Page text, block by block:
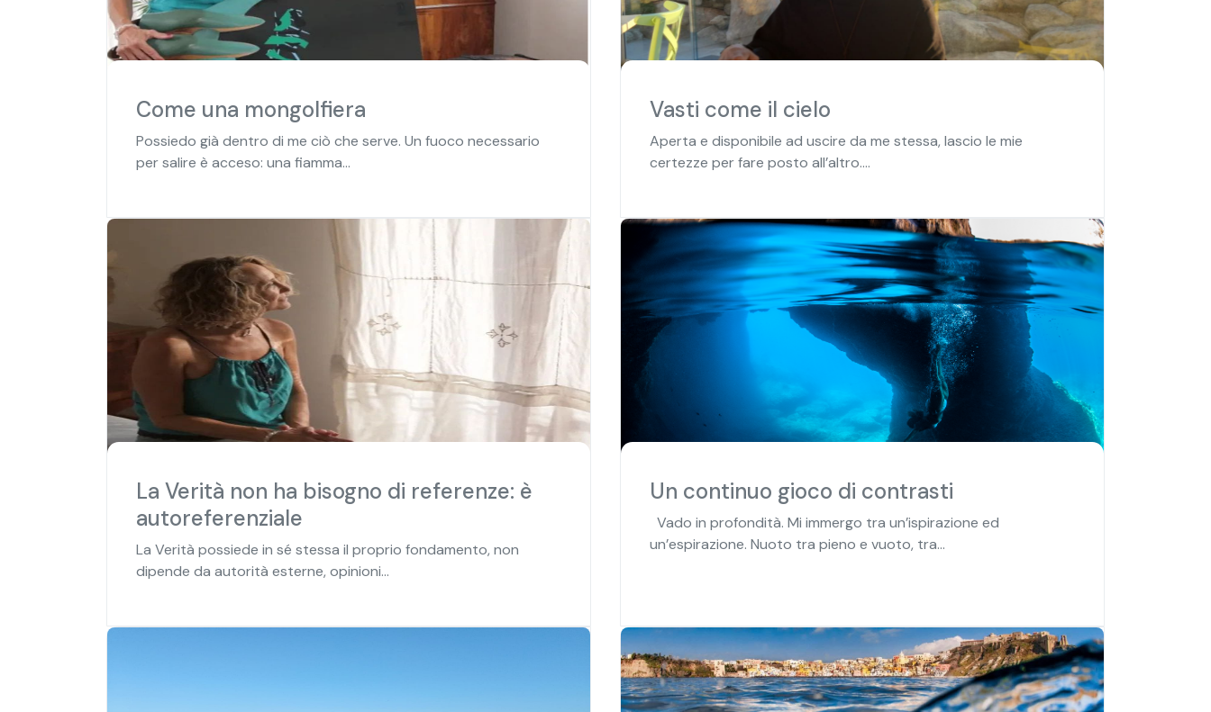
Come una mongolfiera
Possiedo già dentro di me ciò che serve. Un fuoco necessario
per salire è acceso: una fiamma...
Vasti come il cielo
Aperta e disponibile ad uscire da me stessa, lascio le mie
certezze per fare posto all’altro....
La Verità non ha bisogno di referenze: è
autoreferenziale
La Verità possiede in sé stessa il proprio fondamento, non
dipende da autorità esterne, opinioni...
Un continuo gioco di contrasti
Vado in profondità. Mi immergo tra un’ispirazione ed
un’espirazione. Nuoto tra pieno e vuoto, tra...